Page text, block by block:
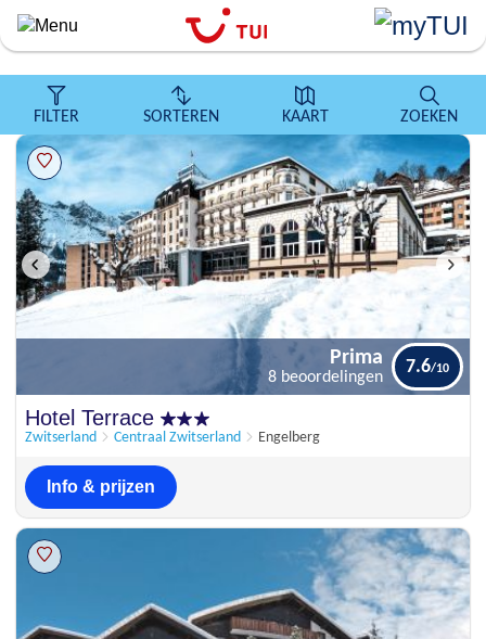
Overslaan
algemene
inhoud
gaan
FILTER SORTEREN KAART ZOEKEN
8 beoordelingen
Hotel Terrace
Zwitserland Centraal Zwitserland Engelberg
Prima
8 beoordelingen
7.6
Info & prijzen